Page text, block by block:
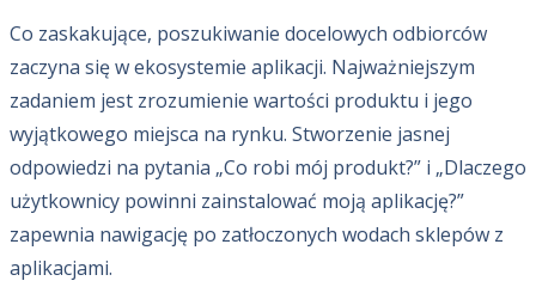
Co zaskakujące, poszukiwanie docelowych odbiorców
zaczyna się w ekosystemie aplikacji. Najważniejszym
zadaniem jest zrozumienie wartości produktu i jego
wyjątkowego miejsca na rynku. Stworzenie jasnej
odpowiedzi na pytania „Co robi mój produkt?” i „Dlaczego
użytkownicy powinni zainstalować moją aplikację?”
zapewnia nawigację po zatłoczonych wodach sklepów z
aplikacjami.